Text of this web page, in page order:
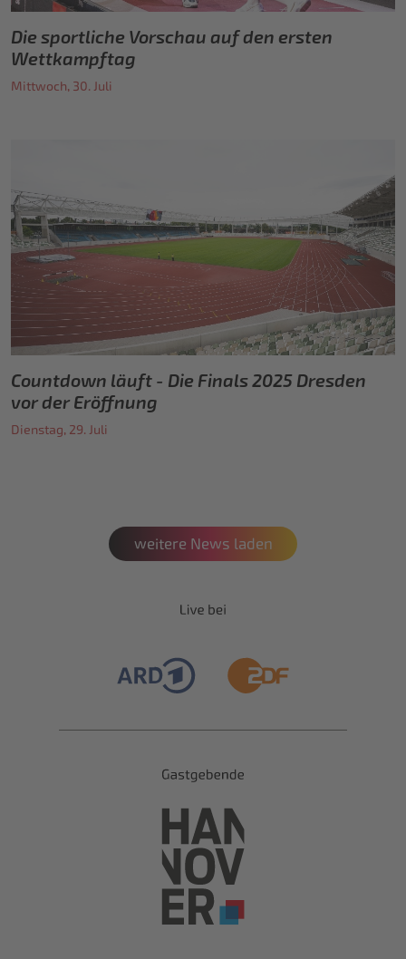
Die sportliche Vorschau auf den ersten
Wettkampftag
Mittwoch, 30. Juli
Countdown läuft - Die Finals 2025 Dresden
vor der Eröffnung
Dienstag, 29. Juli
weitere News laden